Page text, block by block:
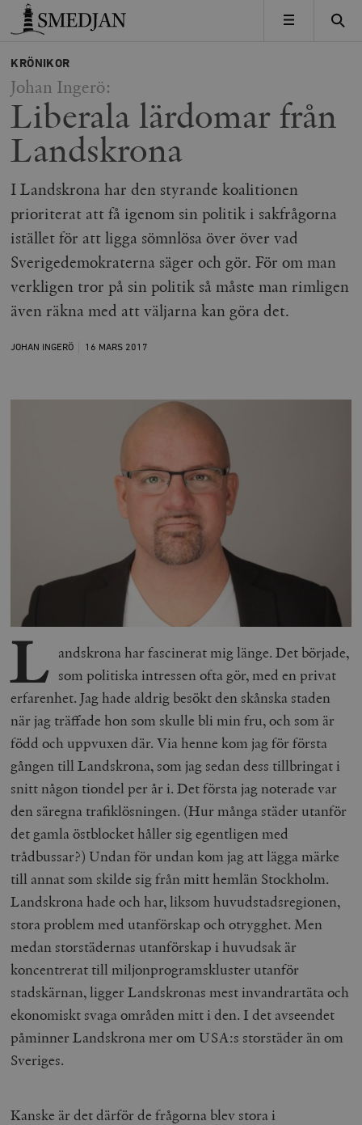
Timbro
MENY
KRÖNIKOR
Johan Ingerö:
Liberala lärdomar från
Landskrona
I Landskrona har den styrande koalitionen
prioriterat att få igenom sin politik i sakfrågorna
istället för att ligga sömnlösa över över vad
Sverigedemokraterna säger och gör. För om man
verkligen tror på sin politik så måste man rimligen
även räkna med att väljarna kan göra det.
JOHAN INGERÖ 16 MARS 2017
L andskrona har fascinerat mig länge. Det började,
som politiska intressen ofta gör, med en privat
erfarenhet. Jag hade aldrig besökt den skånska staden
när jag träffade hon som skulle bli min fru, och som är
född och uppvuxen där. Via henne kom jag för första
gången till Landskrona, som jag sedan dess tillbringat i
snitt någon tiondel per år i. Det första jag noterade var
den säregna trafiklösningen. (Hur många städer utanför
det gamla östblocket håller sig egentligen med
trådbussar?) Undan för undan kom jag att lägga märke
till annat som skilde sig från mitt hemlän Stockholm.
Landskrona hade och har, liksom huvudstadsregionen,
stora problem med utanförskap och otrygghet. Men
medan storstädernas utanförskap i huvudsak är
koncentrerat till miljonprogramskluster utanför
stadskärnan, ligger Landskronas mest invandrartäta och
ekonomiskt svaga områden mitt i den. I det avseendet
påminner Landskrona mer om USA:s storstäder än om
Sveriges.
Kanske är det därför de frågorna blev stora i